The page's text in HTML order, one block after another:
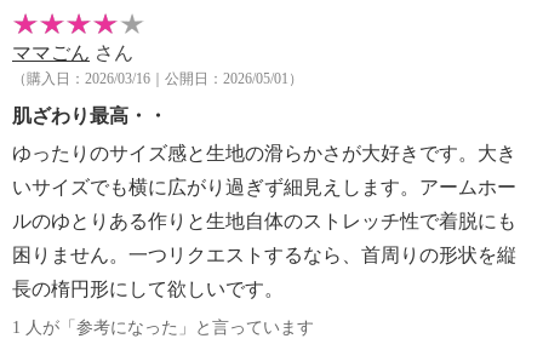
ママごん さん
（購入日：2026/03/16｜公開日：2026/05/01）
肌ざわり最高・・
ゆったりのサイズ感と生地の滑らかさが大好きです。大き
いサイズでも横に広がり過ぎず細見えします。アームホー
ルのゆとりある作りと生地自体のストレッチ性で着脱にも
困りません。一つリクエストするなら、首周りの形状を縦
長の楕円形にして欲しいです。
1 人が「参考になった」と言っています